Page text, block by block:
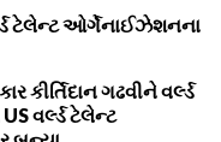
ટેલેન્ટ ઓર્ગેનાઈઝેશનના
કીર્તિદાન ગઢવીને વર્લ્ડ
વર્લ્ડ ટેલેન્ટ